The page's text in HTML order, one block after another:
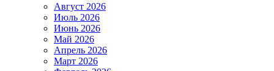
Август 2026
Июль 2026
Июнь 2026
Май 2026
Апрель 2026
Март 2026